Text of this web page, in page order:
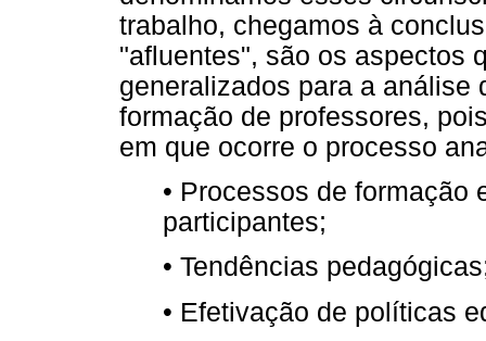
trabalho, chegamos à
"afluentes", são os aspectos
generalizados para a análise
formação de professores,
em que ocorre o processo
• Processos de formação
participantes;
• Tendências
• Efetivação de políticas